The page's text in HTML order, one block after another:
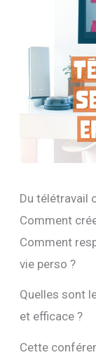
Du télétravail
Comment
Comment
vie perso ?
Quelles sont
et efficace ?
Cette